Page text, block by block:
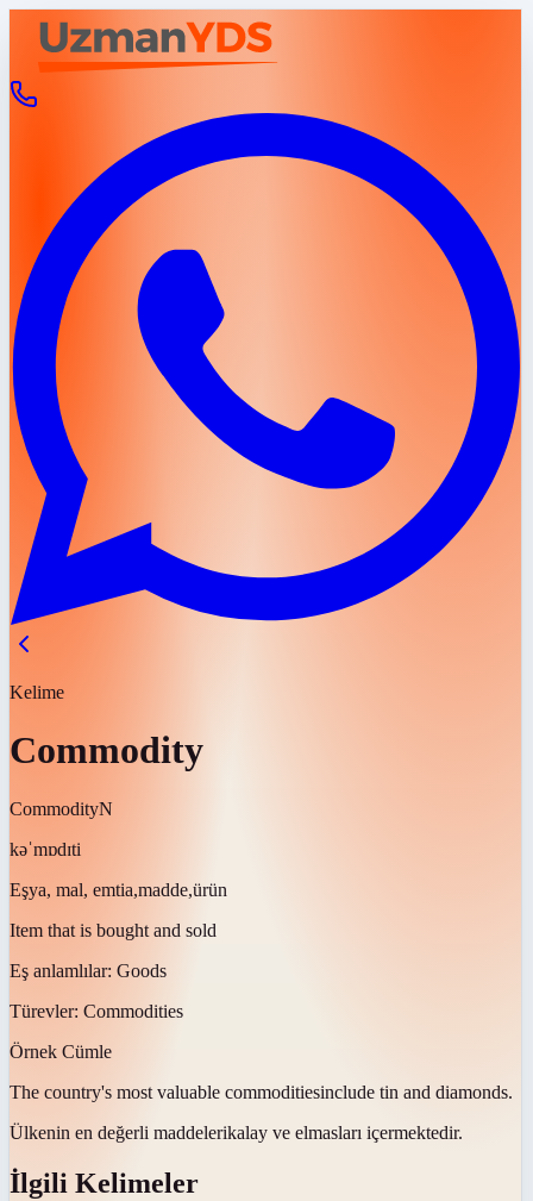
Kelime
Commodity
CommodityN
kəˈmɒdɪti
Eşya, mal, emtia,madde,ürün
Item that is bought and sold
Eş anlamlılar: Goods
Türevler: Commodities
Örnek Cümle
The country's most valuable commoditiesinclude tin and diamonds.
Ülkenin en değerli maddelerikalay ve elmasları içermektedir.
İlgili Kelimeler